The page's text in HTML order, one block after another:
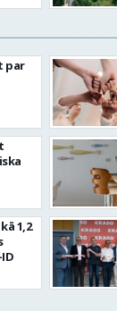
par
1,2